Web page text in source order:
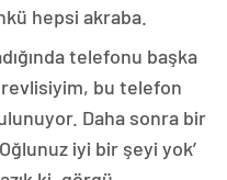
hepsi akraba.
telefonu başka
bu telefon
Daha sonra bir
iyi bir şeyi yok’